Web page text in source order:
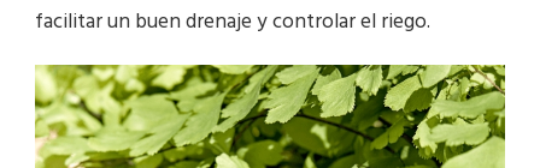
facilitar un buen drenaje y controlar el riego.